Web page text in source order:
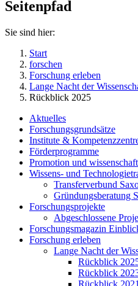
Seitenpfad
Sie sind hier:
Start
forschen
Forschung erleben
Lange Nacht der
Rückblick 2025
Aktuelles
Forschungsgrundsätze
Institute &
Förderprogramme
Promotion und
Wissens- und
Transferverbund
Gründungsberatung
Forschungsprojekte
Abgeschlossene
Forschungsmagazin
Forschung erleben
Lange Nacht der
Rückblick
Rückblick
Rückblick 2021